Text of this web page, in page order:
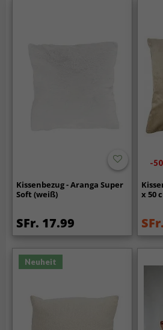
Kissenbezug - Aranga Super
Soft (weiß)
SFr. 17.99
-
x 50
Neuheit